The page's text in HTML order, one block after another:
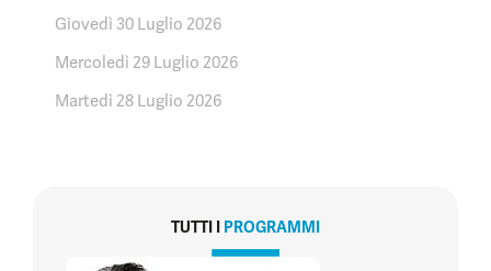
Giovedì 30 Luglio 2026
Mercoledì 29 Luglio 2026
Martedì 28 Luglio 2026
TUTTI I PROGRAMMI